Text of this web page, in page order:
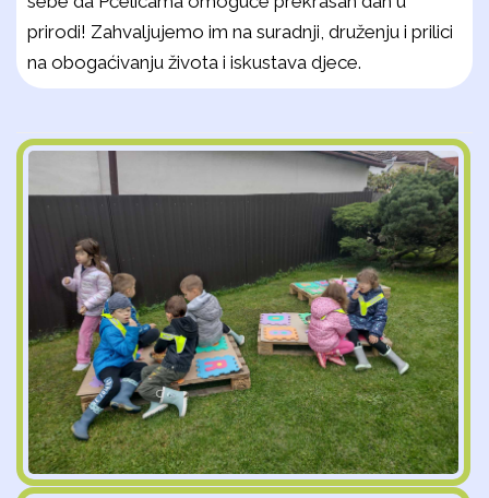
prirodi! Zahvaljujemo im na suradnji, druženju i prilici
na obogaćivanju života i iskustava djece.